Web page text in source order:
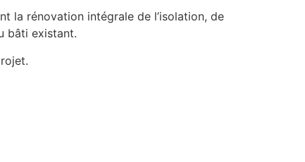
la rénovation intégrale de l’isolation, de
bâti existant.